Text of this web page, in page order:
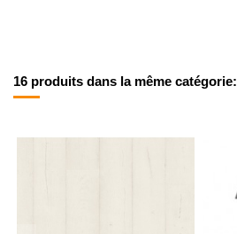
16 produits dans la même catégorie: